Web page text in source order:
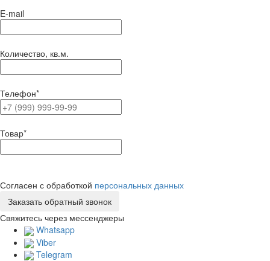
E-mail
Количество, кв.м.
Телефон*
Товар*
Согласен с обработкой персональных данных
Свяжитесь через мессенджеры
Whatsapp
Viber
Telegram